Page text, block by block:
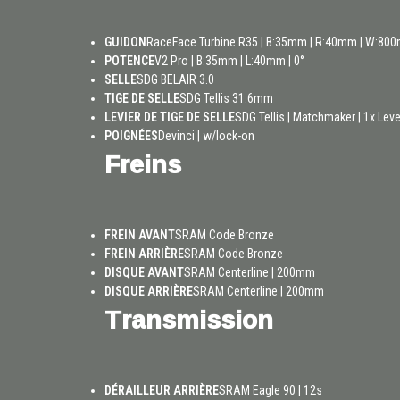
GUIDON RaceFace Turbine R35 | B:35mm | R:40mm |
POTENCEV2 Pro | B:35mm | L:40mm | 0°
SELLESDG BELAIR 3.0
TIGE DE SELLESDG Tellis 31.6mm
LEVIER DE TIGE DE SELLESDG Tellis | Matchmaker | 1x
POIGNÉESDevinci | w/lock-on
Freins
FREIN AVANTSRAM Code Bronze
FREIN ARRIÈRESRAM Code Bronze
DISQUE AVANTSRAM Centerline | 200mm
DISQUE ARRIÈRESRAM Centerline | 200mm
Transmission
DÉRAILLEUR ARRIÈRESRAM Eagle 90 | 12s